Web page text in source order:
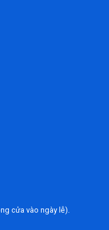
cửa vào ngày lễ).